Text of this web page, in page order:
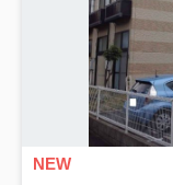
NEW